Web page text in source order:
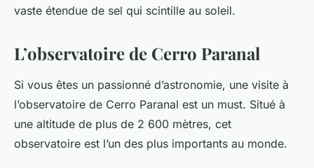
vaste étendue de sel qui scintille au soleil.
L’observatoire de Cerro Paranal
Si vous êtes un passionné d’astronomie, une visite à
l’observatoire de Cerro Paranal est un must. Situé à
une altitude de plus de 2 600 mètres, cet
observatoire est l’un des plus importants au monde.